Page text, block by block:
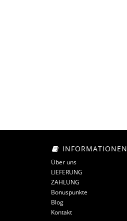
INFORMATIONEN
Über uns
LIEFERUNG
ZAHLUNG
Bonuspunkte
Blog
Kontakt